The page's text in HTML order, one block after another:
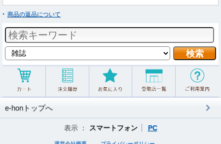
商品の返品について
e-honトップへ
表示 ： スマートフォン PC